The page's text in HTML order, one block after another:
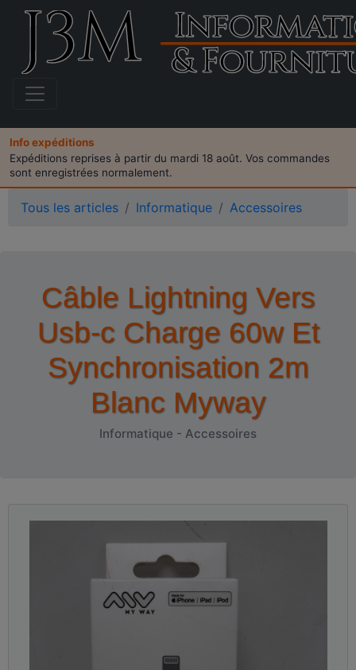
Info expéditions
Expéditions reprises à partir du mardi 18 août. Vos commandes
sont enregistrées normalement.
Tous les articles Informatique Accessoires
Câble Lightning Vers
Usb-c Charge 60w Et
Synchronisation 2m
Blanc Myway
Informatique - Accessoires